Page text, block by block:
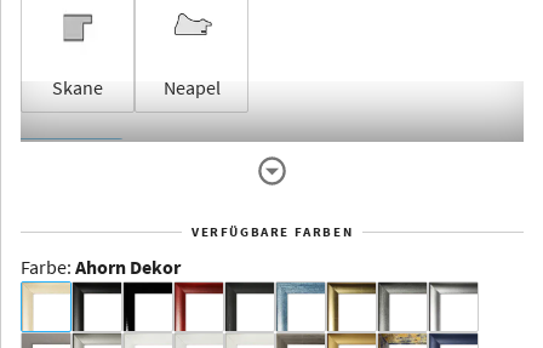
Skane Neapel
Dakota -
Rahmenloser
VERFÜGBARE FARBEN
Farbe: Ahorn Dekor